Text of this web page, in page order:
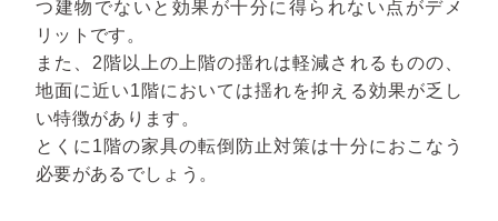
つ建物でないと効果が十分に得られない点がデメ
リットです。
また、2階以上の上階の揺れは軽減されるものの、
地面に近い1階においては揺れを抑える効果が乏し
い特徴があります。
とくに1階の家具の転倒防止対策は十分におこなう
必要があるでしょう。